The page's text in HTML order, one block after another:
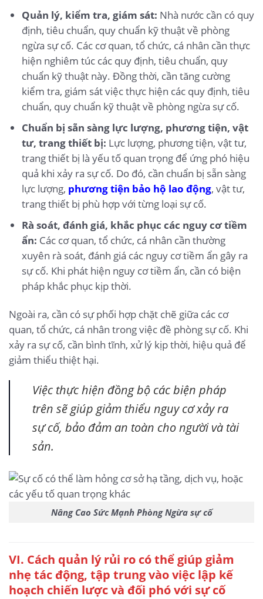
Quản lý, kiểm tra, giám sát: Nhà nước cần có quy
định, tiêu chuẩn, quy chuẩn kỹ thuật về phòng
ngừa sự cố. Các cơ quan, tổ chức, cá nhân cần thực
hiện nghiêm túc các quy định, tiêu chuẩn, quy
chuẩn kỹ thuật này. Đồng thời, cần tăng cường
kiểm tra, giám sát việc thực hiện các quy định, tiêu
chuẩn, quy chuẩn kỹ thuật về phòng ngừa sự cố.
Chuẩn bị sẵn sàng lực lượng, phương tiện, vật
tư, trang thiết bị: Lực lượng, phương tiện, vật tư,
trang thiết bị là yếu tố quan trọng để ứng phó hiệu
quả khi xảy ra sự cố. Do đó, cần chuẩn bị sẵn sàng
lực lượng, phương tiện bảo hộ lao động, vật tư,
trang thiết bị phù hợp với từng loại sự cố.
Rà soát, đánh giá, khắc phục các nguy cơ tiềm
ẩn: Các cơ quan, tổ chức, cá nhân cần thường
xuyên rà soát, đánh giá các nguy cơ tiềm ẩn gây ra
sự cố. Khi phát hiện nguy cơ tiềm ẩn, cần có biện
pháp khắc phục kịp thời.
Ngoài ra, cần có sự phối hợp chặt chẽ giữa các cơ
quan, tổ chức, cá nhân trong việc đề phòng sự cố. Khi
xảy ra sự cố, cần bình tĩnh, xử lý kịp thời, hiệu quả để
giảm thiểu thiệt hại.
Việc thực hiện đồng bộ các biện pháp
trên sẽ giúp giảm thiểu nguy cơ xảy ra
sự cố, bảo đảm an toàn cho người và tài
sản.
Nâng Cao Sức Mạnh Phòng Ngừa sự cố
VI. Cách quản lý rủi ro có thể giúp giảm
nhẹ tác động, tập trung vào việc lập kế
hoạch chiến lược và đối phó với sự cố